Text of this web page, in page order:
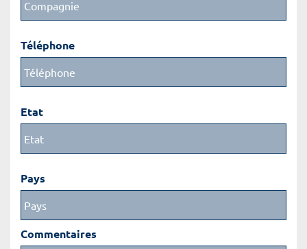
Téléphone
Etat
Pays
Commentaires